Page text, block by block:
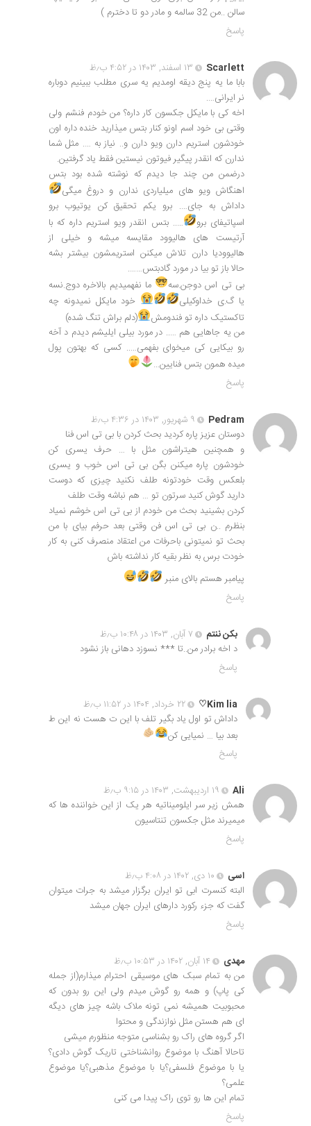
سالن ..من 32 سالمه و مادر دو تا دخترم )
پاسخ
Scarlett
۱۳ اسفند, ۱۴۰۳ در ۴:۵۲ ب٫ظ
بابا ما یه پنج دیقه اومدیم یه سری مطلب ببینیم دوباره
نر ایرانی….
اخه کی با مایکل جکسون کار داره؟ من خودم فنشم ولی
وقتی بی خود اسم اونو کنار بتس میذارید خنده داره اون
خودشون استریم دارن ویو دارن و.. نیاز به …. مثل شما
ندارن که انقدر پیگیر فیوتون نیستین فقط یاد گرفتین.
درضمن من چند جا دیدم که نوشته شده بود بتس
اهنگاش ویو های میلیاردی ندارن و دروغ میگی
داداش به جای…. برو یکم تحقیق کن یوتیوب برو
اسپاتیفای برو
….. بتس انقدر ویو استریم داره که با
آرتیست های هالیوود مقایسه میشه و خیلی از
هالیوودیا دارن تلاش میکنن استریمشون بیشتر بشه
حالا باز تو بیا در مورد گادبتس…….
بی تی اس دوجن.سه
ما نفهمیدیم بالاخره دوج.نسه
یا گ.ی خداوکیلی
خود مایکل نمیدونه چه
تاکستیک داره تو فندومش
(دلم براش تنگ شده)
من یه جاهایی هم ….. در مورد بیلی ایلیشم دیدم د آخه
رو بیکایی کی میخوای بفهمی….. کسی که بهتون پول
میده همون بتس فنایین…
پاسخ
Pedram
۹ شهریور, ۱۴۰۳ در ۴:۳۶ ب٫ظ
دوستان عزیز پاره کردید بحث کردن با بی تی اس فنا
و همچنین هیتراشون مثل با … حرف یسری کن
خودشون پاره میکنن بگن بی تی اس خوب و یسری
بلعکس وقت خودتونه طلف نکنید چیزی که دوست
دارید گوش کنید سرتون تو … هم نباشه وقت طلف
کردن بشینید بحث من خودم از بی تی اس خوشم نمیاد
بنظرم ..ن بی تی اس فن وقتی بعد حرفم بیای با من
بحث تو نمیتونی ‌باحرفات من اعتقاد منصرف کنی به کار
خودت برس به نظر بقیه کار نداشته باش
پیامبر هستم بالای منبر
پاسخ
بکن ننتم
۷ آبان, ۱۴۰۳ در ۱۰:۴۸ ب٫ظ
د اخه برادر من..تا *** نسوزد دهانی باز نشود
پاسخ
Kim lia♡
۲۲ خرداد, ۱۴۰۴ در ۱۱:۵۲ ب٫ظ
داداش تو اول یاد بگیر تلف با این ت هست نه این ط
بعد بیا … نمیایی کن
پاسخ
Ali
۱۹ اردیبهشت, ۱۴۰۳ در ۹:۱۵ ب٫ظ
همش زیر سر ایلومیناتیه هر یک از این خواننده ها که
میمیرند مثل جکسون تنتاسیون
پاسخ
اسی
۱۰ دی, ۱۴۰۲ در ۴:۰۸ ب٫ظ
البته کنسرت ابی تو ایران برگزار میشد به جرات میتوان
گفت که جزء رکورد دارهای ایران جهان میشد
پاسخ
مهدی
۱۴ آبان, ۱۴۰۲ در ۱۰:۵۳ ب٫ظ
من به تمام سبک های موسیقی احترام میذارم(از جمله
کی پاپ) و همه رو گوش میدم ولی این رو بدون که
محبوبیت همیشه نمی تونه ملاک باشه چیز های دیگه
ای هم هستن مثل نوازندگی و محتوا
اگر گروه های راک رو بشناسی متوجه منظورم میشی
تاحالا آهنگ با موضوع روانشناختی تاریک گوش دادی؟
یا با موضوع فلسفی؟یا با موضوع مذهبی؟یا موضوع
علمی؟
تمام این ها رو توی راک پیدا می کنی
پاسخ